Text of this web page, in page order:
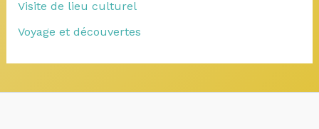
Visite de lieu culturel
Voyage et découvertes